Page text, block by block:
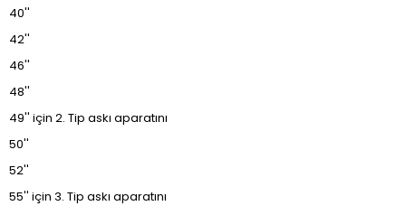
40''
42''
46''
48''
49'' için 2. Tip askı aparatını
50''
52''
55'' için 3. Tip askı aparatını